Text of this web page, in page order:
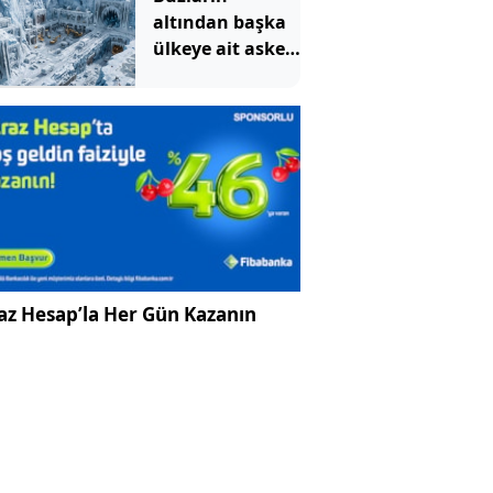
altından başka
ülkeye ait askeri
Hesap’la Her Gün Kazanın